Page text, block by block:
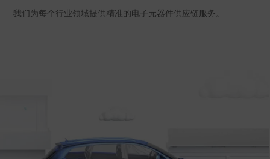
我们为每个行业领域提供精准的电子元器件供应链服务。